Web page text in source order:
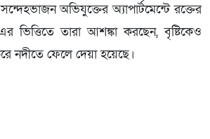
অভিযুক্তের অ্যাপার্টমেন্টে রক্তের
ভিত্তিতে তারা আশঙ্কা করছেন, বৃষ্টিকেও
নদীতে ফেলে দেয়া হয়েছে।